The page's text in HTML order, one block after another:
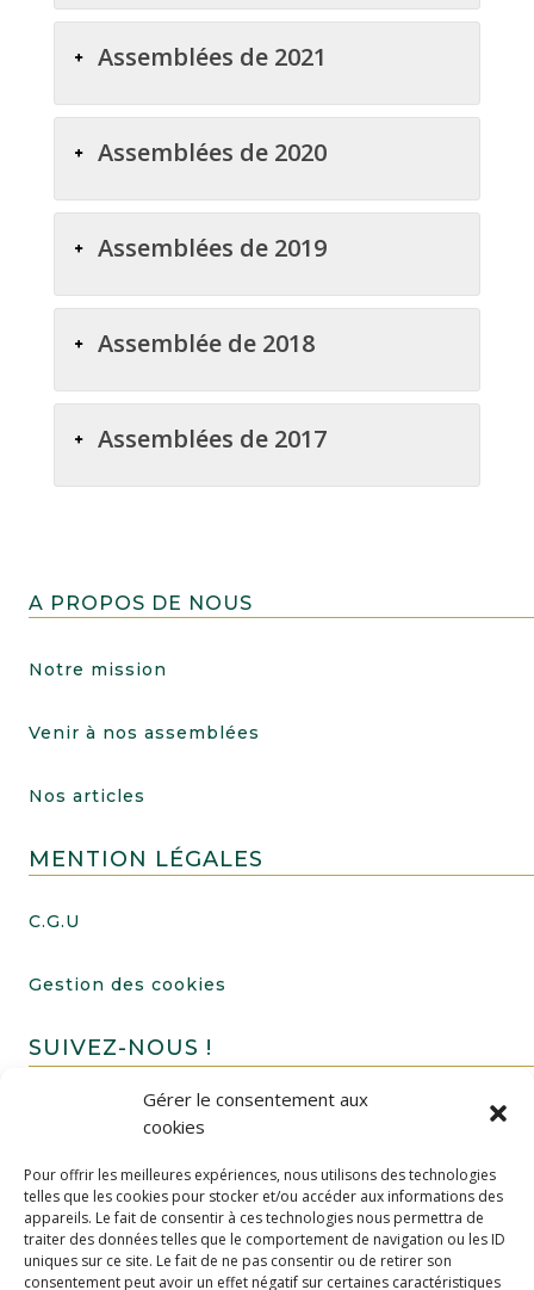
Gérer le consentement aux
cookies
Pour offrir les meilleures expériences, nous utilisons des technologies
telles que les cookies pour stocker et/ou accéder aux informations des
appareils. Le fait de consentir à ces technologies nous permettra de
traiter des données telles que le comportement de navigation ou les ID
uniques sur ce site. Le fait de ne pas consentir ou de retirer son
consentement peut avoir un effet négatif sur certaines caractéristiques
Assemblées de 2021
Assemblées de 2020
Assemblées de 2019
Assemblée de 2018
Assemblées de 2017
A PROPOS DE NOUS
Notre mission
Venir à nos assemblées
Nos articles
MENTION LÉGALES
C.G.U
Gestion des cookies
SUIVEZ-NOUS !
FAIRE UN DON